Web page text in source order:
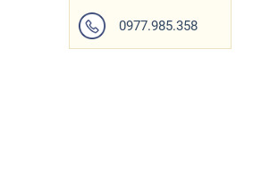
0977.985.358